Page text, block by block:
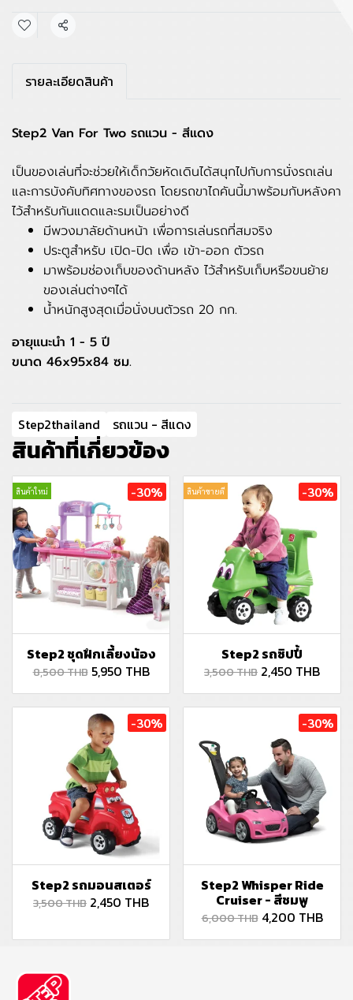
แชร์
รายละเอียดสินค้า
Step2 Van For Two รถแวน - สีแดง
เป็นของเล่นที่จะช่วยให้เด็กวัยหัดเดินได้สนุกไปกับการนั่งรถเล่น
และการบังคับทิศทางของรถ โดยรถขาไถคันนี้มาพร้อมกับหลังคา
ไว้สำหรับกันแดดและรมเป็นอย่างดี
มีพวงมาลัยด้านหน้า เพื่อการเล่นรถที่สมจริง
ประตูสำหรับ เปิด-ปิด เพื่อ เข้า-ออก ตัวรถ
มาพร้อมช่องเก็บของด้านหลัง ไว้สำหรับเก็บหรือขนย้าย
ของเล่นต่างๆได้
น้ำหนักสูงสุดเมื่อนั่งบนตัวรถ 20 กก.
อายุแนะนำ 1 - 5 ปี
ขนาด 46x95x84 ซม.
Step2thailand รถแวน - สีแดง
สินค้าที่เกี่ยวข้อง
สินค้าใหม่ -30%
Step2 ชุดฝึกเลี้ยงน้อง
8,500 THB 5,950 THB
สินค้าขายดี -30%
Step2 รถซิปปี้
3,500 THB 2,450 THB
-30%
Step2 รถมอนสเตอร์
3,500 THB 2,450 THB
-30%
Step2 Whisper Ride
Cruiser - สีชมพู
6,000 THB 4,200 THB